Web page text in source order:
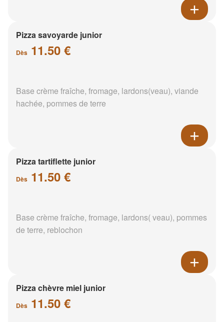
Pizza savoyarde junior
Dès 11.50 €
Base crème fraîche, fromage, lardons(veau), viande
hachée, pommes de terre
Pizza tartiflette junior
Dès 11.50 €
Base crème fraîche, fromage, lardons( veau), pommes
de terre, reblochon
Pizza chèvre miel junior
Dès 11.50 €